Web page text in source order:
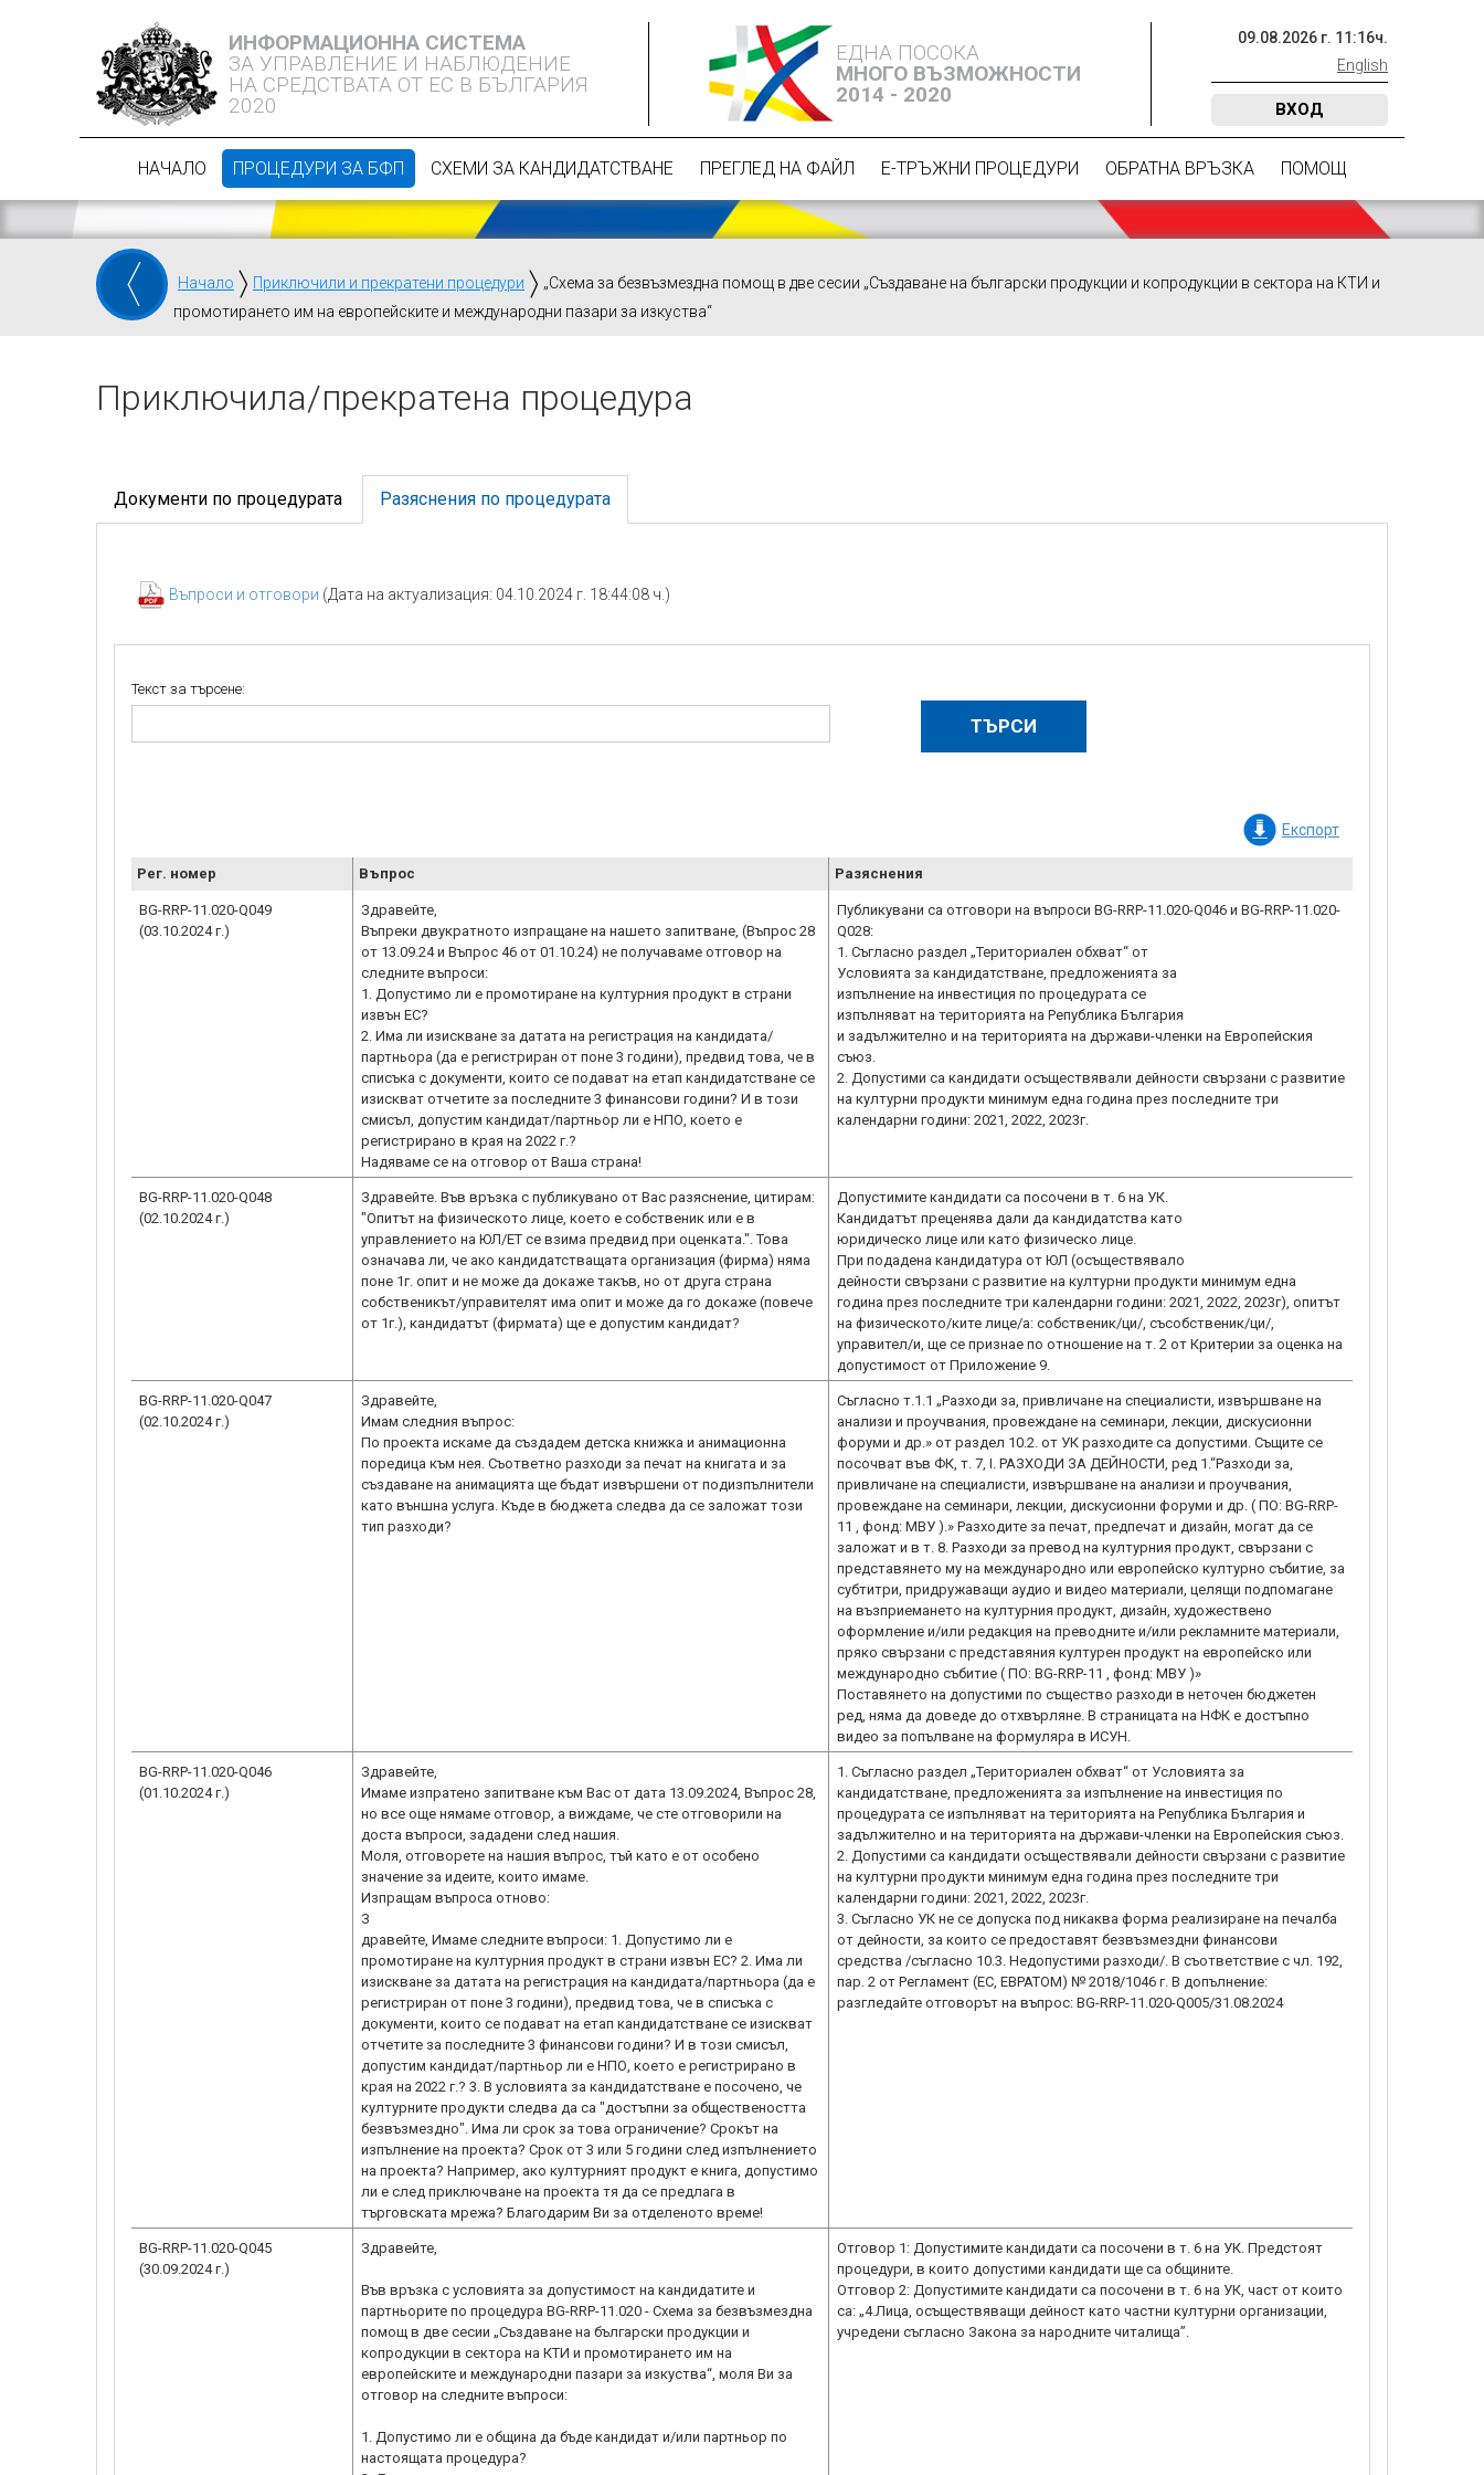
ИНФОРМАЦИОННА СИСТЕМА
ЗА УПРАВЛЕНИЕ И НАБЛЮДЕНИЕ
НА СРЕДСТВАТА ОТ ЕС В БЪЛГАРИЯ
2020
ЕДНА ПОСОКА
МНОГО ВЪЗМОЖНОСТИ
2014 - 2020
09.08.2026 г. 11 :16ч.
English
ВХОД
НАЧАЛО ПРОЦЕДУРИ ЗА БФП СХЕМИ ЗА КАНДИДАТСТВАНЕ ПРЕГЛЕД НА ФАЙЛ Е-ТРЪЖНИ ПРОЦЕДУРИ ОБРАТНА ВРЪЗКА ПОМОЩ
Начало Приключили и прекратени процедури
„Схема за безвъзмездна помощ в две сесии „Създаване на български продукции и копродукции в сектора на КТИ и
промотирането им на европейските и международни пазари за изкуства“
Приключилa/прекратена процедура
Документи по процедурата Разяснения по процедурата
Въпроси и отговори (Дата на актуализация: 04.10.2024 г. 18:44:08 ч.)
Текст за търсене:
Експорт
Рег. номер Въпрос Разяснения
BG-RRP-11.020-Q049
(03.10.2024 г.)
Здравейте,
Въпреки двукратното изпращане на нашето запитване, (Въпрос 28
от 13.09.24 и Въпрос 46 от 01.10.24) не получаваме отговор на
следните въпроси:
1. Допустимо ли е промотиране на културния продукт в страни
извън ЕС?
2. Има ли изискване за датата на регистрация на кандидата/
партньора (да е регистриран от поне 3 години), предвид това, че в
списъка с документи, които се подават на етап кандидатстване се
изискват отчетите за последните 3 финансови години? И в този
смисъл, допустим кандидат/партньор ли е НПО, което е
регистрирано в края на 2022 г.?
Публикувани са отговори на въпроси BG-RRP-11.020-Q046 и BG-RRP-11.020-
Q028:
1. Съгласно раздел „Териториален обхват“ от
Условията за кандидатстване, предложенията за
изпълнение на инвестиция по процедурата се
изпълняват на територията на Република България
и задължително и на територията на държави-членки на Европейския
съюз.
2. Допустими са кандидати осъществявали дейности свързани с развитие
на културни продукти минимум една година през последните три
календарни години: 2021, 2022, 2023г.
BG-RRP-11.020-Q048
(02.10.2024 г.)
Здравейте. Във връзка с публикувано от Вас разяснение, цитирам:
"Опитът на физическото лице, което е собственик или е в
управлението на ЮЛ/ЕТ се взима предвид при оценката.". Това
означава ли, че ако кандидатстващата организация (фирма) няма
поне 1г. опит и не може да докаже такъв, но от друга страна
собственикът/управителят има опит и може да го докаже (повече
от 1г.), кандидатът (фирмата) ще е допустим кандидат?
Допустимите кандидати са посочени в т. 6 на УК.
Кандидатът преценява дали да кандидатства като
юридическо лице или като физическо лице.
При подадена кандидатура от ЮЛ (осъществявало
дейности свързани с развитие на културни продукти минимум една
година през последните три календарни години: 2021, 2022, 2023г), опитът
на физическото/ките лице/а: собственик/ци/, съсобственик/ци/,
управител/и, ще се признае по отношение на т. 2 от Критерии за оценка на
допустимост от Приложение 9.
BG-RRP-11.020-Q047
(02.10.2024 г.)
Здравейте,
Имам следния въпрос:
По проекта искаме да създадем детска книжка и анимационна
поредица към нея. Съответно разходи за печат на книгата и за
създаване на анимацията ще бъдат извършени от подизпълнители
като външна услуга. Къде в бюджета следва да се заложат този
тип разходи?
Съгласно т.1.1 „Разходи за, привличане на специалисти, извършване на
анализи и проучвания, провеждане на семинари, лекции, дискусионни
форуми и др.» от раздел 10.2. от УК разходите са допустими. Същите се
посочват във ФК, т. 7, I. РАЗХОДИ ЗА ДЕЙНОСТИ, ред 1.“Разходи за,
привличане на специалисти, извършване на анализи и проучвания,
провеждане на семинари, лекции, дискусионни форуми и др. ( ПО: BG-RRP-
11 , фонд: МВУ ).» Разходите за печат, предпечат и дизайн, могат да се
заложат и в т. 8. Разходи за превод на културния продукт, свързани с
представянето му на международно или европейско културно събитие, за
субтитри, придружаващи аудио и видео материали, целящи подпомагане
на възприемането на културния продукт, дизайн, художествено
оформление и/или редакция на преводните и/или рекламните материали,
пряко свързани с представяния културен продукт на европейско или
международно събитие ( ПО: BG-RRP-11 , фонд: МВУ )»
Поставянето на допустими по същество разходи в неточен бюджетен
ред, няма да доведе до отхвърляне. В страницата на НФК е достъпно
видео за попълване на формуляра в ИСУН.
BG-RRP-11.020-Q046
(01.10.2024 г.)
Здравейте,
Имаме изпратено запитване към Вас от дата 13.09.2024, Въпрос 28,
но все още нямаме отговор, а виждаме, че сте отговорили на
доста въпроси, зададени след нашия.
Моля, отговорете на нашия въпрос, тъй като е от особено
значение за идеите, които имаме.
Изпращам въпроса отново:
З
дравейте, Имаме следните въпроси: 1. Допустимо ли е
промотиране на културния продукт в страни извън ЕС? 2. Има ли
изискване за датата на регистрация на кандидата/партньора (да е
регистриран от поне 3 години), предвид това, че в списъка с
документи, които се подават на етап кандидатстване се изискват
отчетите за последните 3 финансови години? И в този смисъл,
допустим кандидат/партньор ли е НПО, което е регистрирано в
края на 2022 г.? 3. В условията за кандидатстване е посочено, че
културните продукти следва да са "достъпни за обществеността
безвъзмездно". Има ли срок за това ограничение? Срокът на
изпълнение на проекта? Срок от 3 или 5 години след изпълнението
на проекта? Например, ако културният продукт е книга, допустимо
ли е след приключване на проекта тя да се предлага в
търговската мрежа? Благодарим Ви за отделеното време!
1. Съгласно раздел „Териториален обхват“ от Условията за
кандидатстване, предложенията за изпълнение на инвестиция по
процедурата се изпълняват на територията на Република България и
задължително и на територията на държави-членки на Европейския съюз.
2. Допустими са кандидати осъществявали дейности свързани с развитие
на културни продукти минимум една година през последните три
календарни години: 2021, 2022, 2023г.
3. Съгласно УК не се допуска под никаква форма реализиране на печалба
от дейности, за които се предоставят безвъзмездни финансови
средства /съгласно 10.3. Недопустими разходи/. В съответствие с чл. 192,
пар. 2 от Регламент (ЕС, ЕВРАТОМ) № 2018/1046 г. В допълнение:
разгледайте отговорът на въпрос: BG-RRP-11.020-Q005/31.08.2024
BG-RRP-11.020-Q045
(30.09.2024 г.)
Здравейте,
Във връзка с условията за допустимост на кандидатите и
партньорите по процедура BG-RRP-11.020 - Схема за безвъзмездна
помощ в две сесии „Създаване на български продукции и
копродукции в сектора на КТИ и промотирането им на
европейските и международни пазари за изкуства“, моля Ви за
отговор на следните въпроси:
1. Допустимо ли е община да бъде кандидат и/или партньор по
настоящата процедура?
Отговор 1: Допустимите кандидати са посочени в т. 6 на УК. Предстоят
процедури, в които допустими кандидати ще са общините.
Отговор 2: Допустимите кандидати са посочени в т. 6 на УК, част от които
са: „4.Лица, осъществяващи дейност като частни културни организации,
учредени съгласно Закона за народните читалища”.